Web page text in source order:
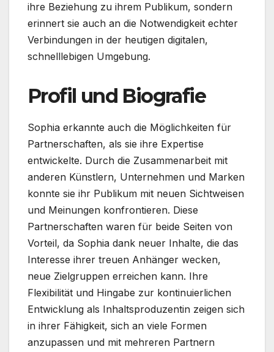
ihre Beziehung zu ihrem Publikum, sondern
erinnert sie auch an die Notwendigkeit echter
Verbindungen in der heutigen digitalen,
schnelllebigen Umgebung.
Profil und Biografie
Sophia erkannte auch die Möglichkeiten für
Partnerschaften, als sie ihre Expertise
entwickelte. Durch die Zusammenarbeit mit
anderen Künstlern, Unternehmen und Marken
konnte sie ihr Publikum mit neuen Sichtweisen
und Meinungen konfrontieren. Diese
Partnerschaften waren für beide Seiten von
Vorteil, da Sophia dank neuer Inhalte, die das
Interesse ihrer treuen Anhänger wecken,
neue Zielgruppen erreichen kann. Ihre
Flexibilität und Hingabe zur kontinuierlichen
Entwicklung als Inhaltsproduzentin zeigen sich
in ihrer Fähigkeit, sich an viele Formen
anzupassen und mit mehreren Partnern